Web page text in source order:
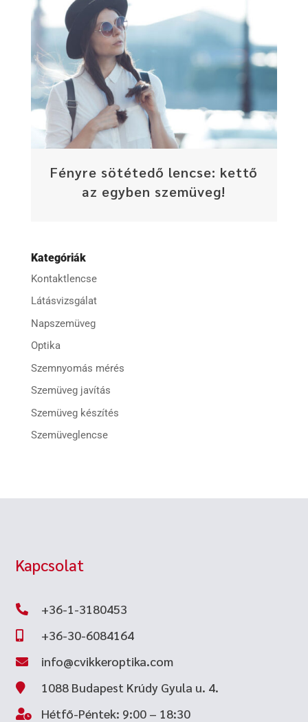
Fényre sötétedő lencse: kettő
az egyben szemüveg!
Kategóriák
Kontaktlencse
Látásvizsgálat
Napszemüveg
Optika
Szemnyomás mérés
Szemüveg javítás
Szemüveg készítés
Szemüveglencse
Kapcsolat
 +36-1-3180453
 +36-30-6084164
 info@cvikkeroptika.com
 1088 Budapest Krúdy Gyula u. 4.
 Hétfő-Péntek: 9:00 – 18:30